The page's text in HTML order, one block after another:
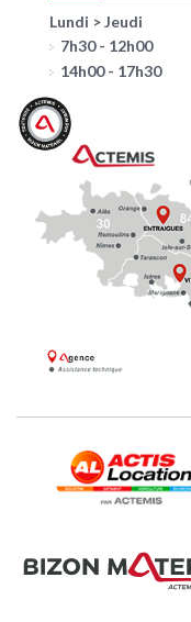
Lundi > Jeudi
7h30 - 12h00
14h00 - 17h30